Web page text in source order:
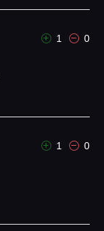
1 0
1 0